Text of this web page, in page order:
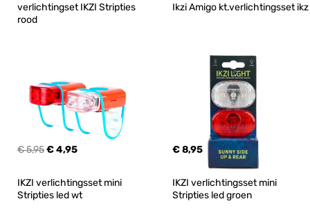
verlichtingset IKZI Stripties
rood
€ 5,95€ 4,95
Ikzi Amigo kt.verlichtingsset ikz
€ 8,95
IKZI verlichtingsset mini
Stripties led wt
IKZI verlichtingsset mini
Stripties led groen